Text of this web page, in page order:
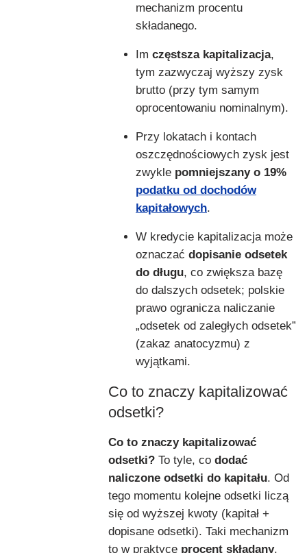
mechanizm procentu
składanego.
Im częstsza kapitalizacja,
tym zazwyczaj wyższy zysk
brutto (przy tym samym
oprocentowaniu nominalnym).
Przy lokatach i kontach
oszczędnościowych zysk jest
zwykle pomniejszany o 19%
podatku od dochodów
kapitałowych.
W kredycie kapitalizacja może
oznaczać dopisanie odsetek
do długu, co zwiększa bazę
do dalszych odsetek; polskie
prawo ogranicza naliczanie
„odsetek od zaległych odsetek”
(zakaz anatocyzmu) z
wyjątkami.
Co to znaczy kapitalizować
odsetki?
Co to znaczy kapitalizować
odsetki? To tyle, co dodać
naliczone odsetki do kapitału. Od
tego momentu kolejne odsetki liczą
się od wyższej kwoty (kapitał +
dopisane odsetki). Taki mechanizm
to w praktyce procent składany.